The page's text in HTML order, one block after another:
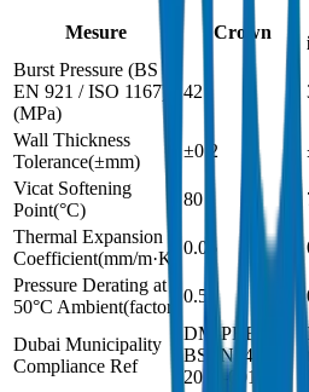
Mesure Crown
Burst Pressure (BS
EN 921 / ISO 1167)
(MPa)
42
Wall Thickness
Tolerance(±mm)
±0.2
Vicat Softening
Point(°C)
80
Thermal Expansion
Coefficient(mm/m·K
0.06
Pressure Derating at
50°C Ambient(factor
0.5
Dubai Municipality
Compliance Ref
DM-PRES-
BSEN1452-
2024-001